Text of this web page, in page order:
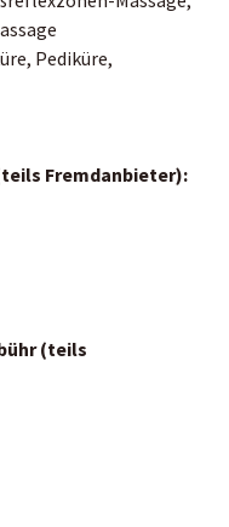
Pediküre,
Fremdanbieter):
(teils